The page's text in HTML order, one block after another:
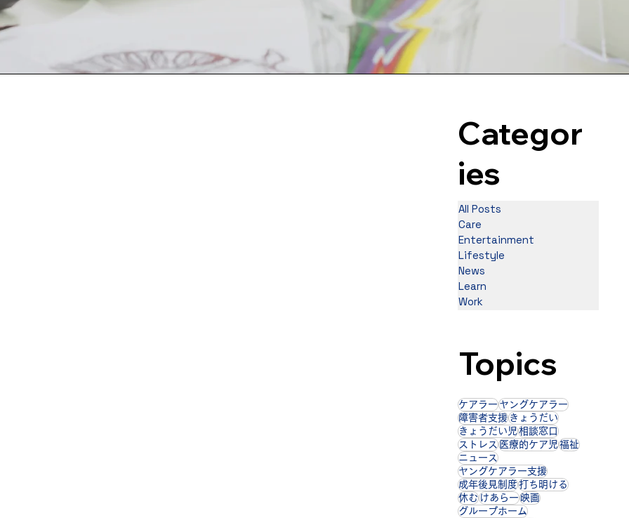
Categor
ies
All Posts
Care
Entertainment
Lifestyle
News
Learn
Work
Topics
ケアラーヤングケアラー
障害者支援きょうだい
きょうだい児相談窓口
ストレス医療的ケア児福祉
ニュース
ヤングケアラー支援
成年後見制度打ち明ける
休むけあらー映画
グループホーム